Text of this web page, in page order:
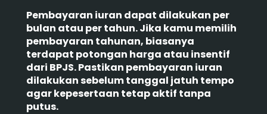
Pembayaran iuran dapat dilakukan per
bulan atau per tahun. Jika kamu memilih
pembayaran tahunan, biasanya
terdapat potongan harga atau insentif
dari BPJS. Pastikan pembayaran iuran
dilakukan sebelum tanggal jatuh tempo
agar kepesertaan tetap aktif tanpa
putus.